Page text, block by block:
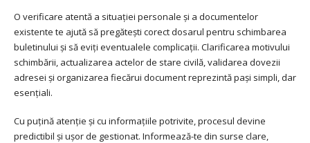
O verificare atentă a situației personale și a documentelor
existente te ajută să pregătești corect dosarul pentru schimbarea
buletinului și să eviți eventualele complicații. Clarificarea motivului
schimbării, actualizarea actelor de stare civilă, validarea dovezii
adresei și organizarea fiecărui document reprezintă pași simpli, dar
esențiali.
Cu puțină atenție și cu informațiile potrivite, procesul devine
predictibil și ușor de gestionat. Informează-te din surse clare,